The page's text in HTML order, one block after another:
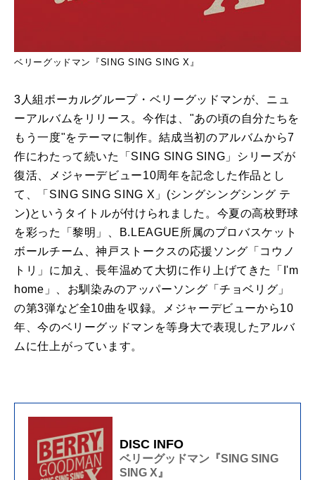
ベリーグッドマン『SING SING SING X』
3人組ボーカルグループ・ベリーグッドマンが、ニュ
ーアルバムをリリース。今作は、"あの頃の自分たちを
もう一度"をテーマに制作。結成当初のアルバムから7
作にわたって続いた「SING SING SING」シリーズが
復活、メジャーデビュー10周年を記念した作品とし
て、「SING SING SING X」(シングシングシング テ
ン)というタイトルが付けられました。今夏の高校野球
を彩った「黎明」、B.LEAGUE所属のプロバスケット
ボールチーム、神戸ストークスの応援ソング「コウノ
トリ」に加え、長年温めて大切に作り上げてきた「I'm
home」、お馴染みのアッパーソング「チョベリグ」
の第3弾など全10曲を収録。メジャーデビューから10
年、今のベリーグッドマンを等身大で表現したアルバ
ムに仕上がっています。
DISC INFO
ベリーグッドマン『SING SING
SING X』